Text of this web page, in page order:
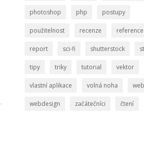
photoshop php postupy
použitelnost recenze reference
report sci-fi shutterstock
tipy triky tutorial vektor
vlastní aplikace volná noha web
webdesign začátečníci čtení